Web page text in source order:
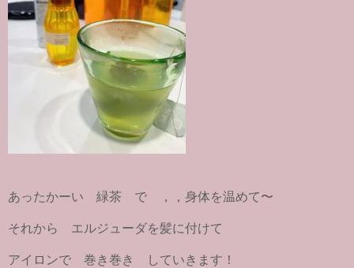
あったかーい 緑茶 で ，，身体を温めて〜
それから エルジューダを髪に付けて
アイロンで 巻き巻き していきます！